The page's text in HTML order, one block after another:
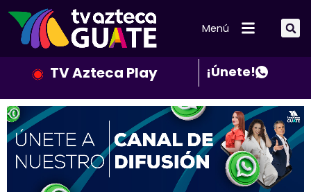
Menú
TV Azteca Play ¡Únete!